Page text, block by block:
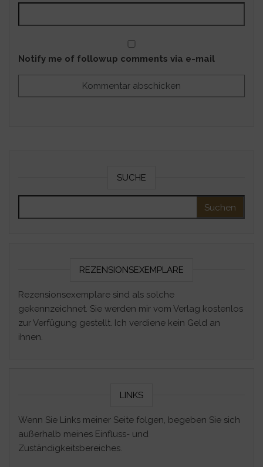
Notify me of followup comments via e-mail
SUCHE
REZENSIONSEXEMPLARE
Rezensionsexemplare sind als solche
gekennzeichnet. Sie werden mir vom Verlag kostenlos
zur Verfügung gestellt. Ich verdiene kein Geld an
ihnen.
LINKS
Wenn Sie Links meiner Seite folgen, begeben Sie sich
außerhalb meines Einfluss- und
Zuständigkeitsbereiches.